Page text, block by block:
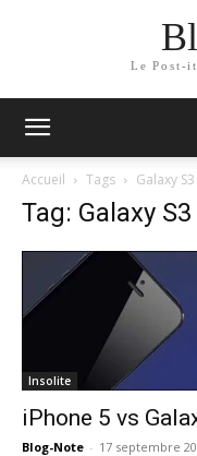
Le Post-
Accueil Tags Galaxy S3
Tag: Galaxy S3
Insolite
iPhone 5 vs
Blog-Note - 17 septembre